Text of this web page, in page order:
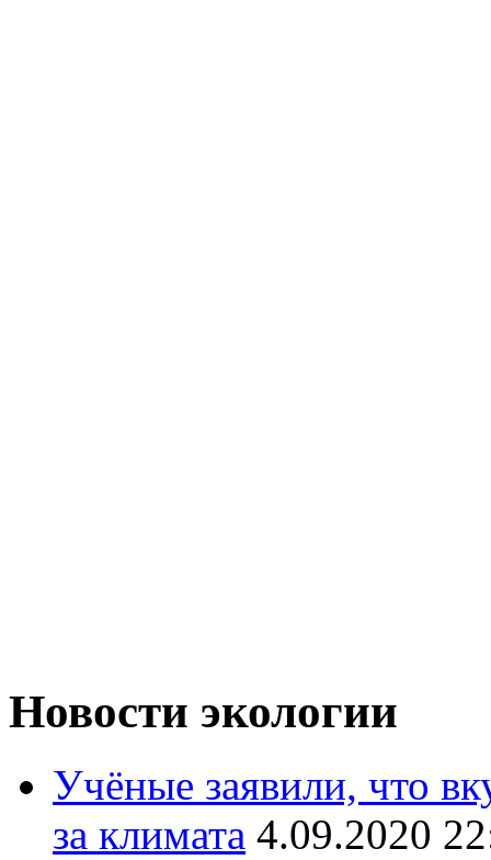
Новости экологии
Учёные заявили, что
за климата 4.09.2020